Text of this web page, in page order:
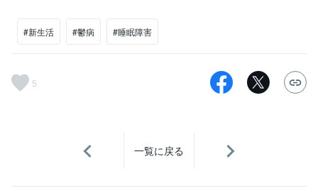
#新生活 #鬱病 #睡眠障害
5
一覧に戻る